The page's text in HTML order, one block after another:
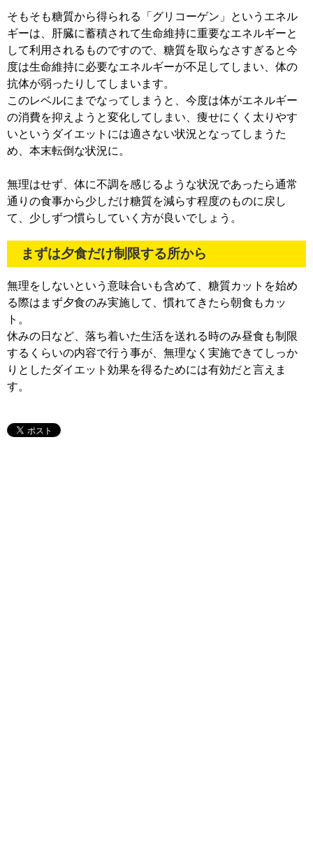
そもそも糖質から得られる「グリコーゲン」というエネル
ギーは、肝臓に蓄積されて生命維持に重要なエネルギーと
して利用されるものですので、糖質を取らなさすぎると今
度は生命維持に必要なエネルギーが不足してしまい、体の
抗体が弱ったりしてしまいます。
このレベルにまでなってしまうと、今度は体がエネルギー
の消費を抑えようと変化してしまい、痩せにくく太りやす
いというダイエットには適さない状況となってしまうた
め、本末転倒な状況に。
無理はせず、体に不調を感じるような状況であったら通常
通りの食事から少しだけ糖質を減らす程度のものに戻し
て、少しずつ慣らしていく方が良いでしょう。
まずは夕食だけ制限する所から
無理をしないという意味合いも含めて、糖質カットを始め
る際はまず夕食のみ実施して、慣れてきたら朝食もカッ
ト。
休みの日など、落ち着いた生活を送れる時のみ昼食も制限
するくらいの内容で行う事が、無理なく実施できてしっか
りとしたダイエット効果を得るためには有効だと言えま
す。